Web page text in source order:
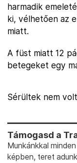
harmadik
ki, vélhetően az
miatt.
A füst miatt 12
betegeket egy
Sérültek nem
Támogasd a
Munkánkkal
képben, teret